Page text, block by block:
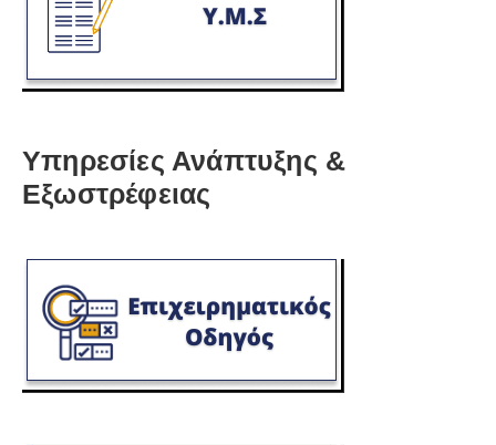
Υπηρεσίες Ανάπτυξης &
Εξωστρέφειας